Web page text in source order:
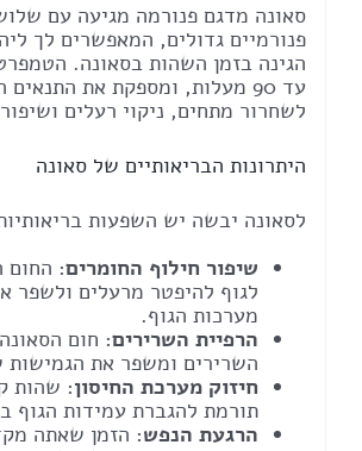
סאונה מדגם פנורמה מגיעה עם
פנורמיים גדולים, המאפשרים לך
הגינה בזמן השהות בסאונה.
עד 90 מעלות, ומספקת את התנאים
לשחרור מתחים, ניקוי רעלים
היתרונות הבריאותיים של סאונה
לסאונה יבשה יש השפעות
שיפור חילוף החומרים: החום
לגוף להיפטר מרעלים ולשפר
מערכות הגוף.
הרפיית השרירים: חום
השרירים ומשפר את
חיזוק מערכת החיסון: שהות
תורמת להגברת עמידות הגוף
הרגעת הנפש: הזמן שאתה